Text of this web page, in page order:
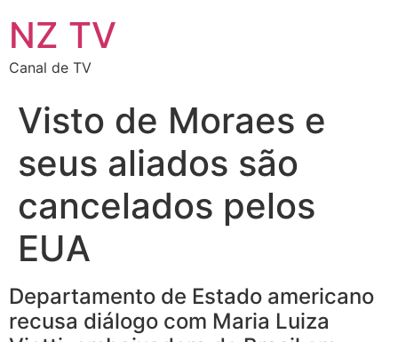
NZ TV
Canal de TV
Visto de Moraes e
seus aliados são
cancelados pelos
EUA
Departamento de Estado americano
recusa diálogo com Maria Luiza